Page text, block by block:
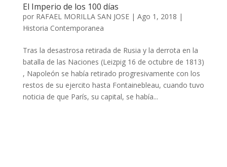
El Imperio de los 100 días
por RAFAEL MORILLA SAN JOSE| Ago 1, 2018 |
Historia Contemporanea
Tras la desastrosa retirada de Rusia y la derrota en la
batalla de las Naciones (Leizpig 16 de octubre de 1813)
, Napoleón se había retirado progresivamente con los
restos de su ejercito hasta Fontainebleau, cuando tuvo
noticia de que París, su capital, se había...